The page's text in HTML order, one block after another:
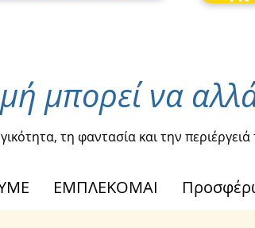
μπορεί να
τη φαντασία και την περιέργειά
ΕΜΠΛΕΚΟΜΑΙ